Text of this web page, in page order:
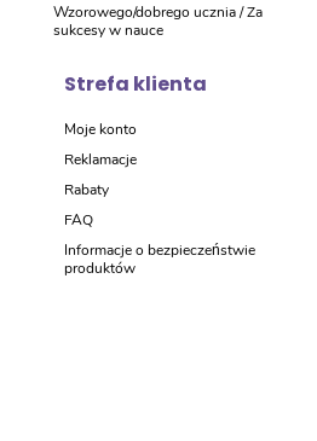
Wzorowego/dobrego ucznia / Za
sukcesy w nauce
Strefa klienta
Moje konto
Reklamacje
Rabaty
FAQ
Informacje o bezpieczeństwie
produktów